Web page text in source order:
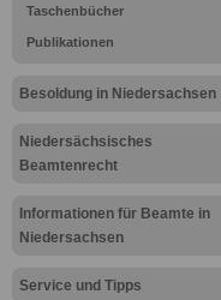
Taschenbücher
Publikationen
Besoldung in Niedersachsen
Niedersächsisches
Beamtenrecht
Informationen für Beamte in
Niedersachsen
Service und Tipps